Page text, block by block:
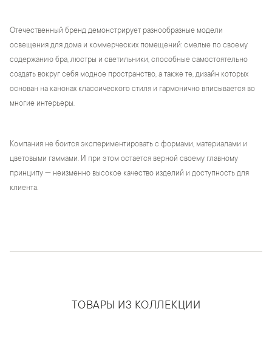
Отечественный бренд демонстрирует разнообразные модели
освещения для дома и коммерческих помещений: смелые по своему
содержанию бра, люстры и светильники, способные самостоятельно
создать вокруг себя модное пространство, а также те, дизайн которых
основан на канонах классического стиля и гармонично вписывается во
многие интерьеры.
Компания не боится экспериментировать с формами, материалами и
цветовыми гаммами. И при этом остается верной своему главному
принципу — неизменно высокое качество изделий и доступность для
клиента.
ТОВАРЫ ИЗ КОЛЛЕКЦИИ